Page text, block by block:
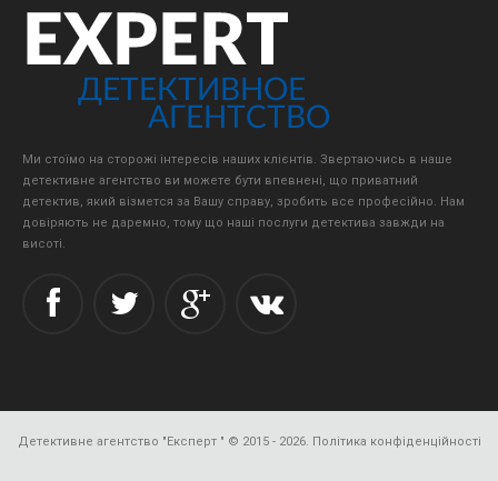
Ми стоїмо на сторожі інтересів наших клієнтів. Звертаючись в наше
детективне агентство ви можете бути впевнені, що приватний
детектив, який візмется за Вашу справу, зробить все професійно. Нам
довіряють не даремно, тому що наші послуги детектива завжди на
висоті.
Детективне агентство "Експерт " © 2015 - 2026. Політика конфіденційності